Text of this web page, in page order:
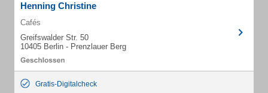
Henning Christine
Cafés
Greifswalder Str. 50
10405 Berlin - Prenzlauer Berg
Gratis-Digitalcheck